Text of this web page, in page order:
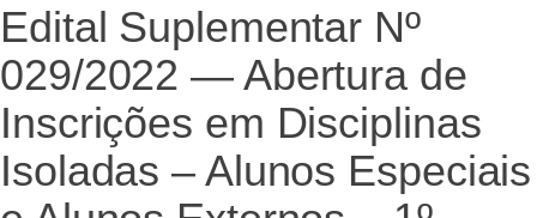
Edital Suplementar Nº
029/2022 — Abertura de
Inscrições em Disciplinas
Isoladas – Alunos Especiais